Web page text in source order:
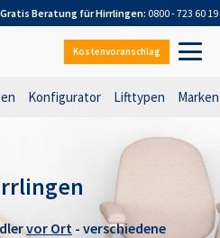
Gratis Beratung fürHirrlingen: 0800 - 723 60 19
Kostenvoranschlag
Konfigurator Lifttypen Marken
vor Ort - verschiedene